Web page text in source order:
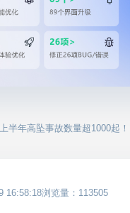
半年高坠事故数量超1000起！
16:58:18浏览量：113505